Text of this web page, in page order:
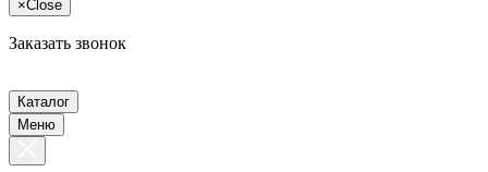
×Close
Заказать звонок
Каталог
Меню